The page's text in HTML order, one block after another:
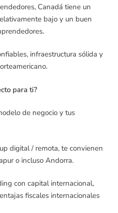
Canadá tiene un
bajo y un buen
infraestructura sólida y
para ti?
de negocio y tus
digital / remota, te convienen
o incluso Andorra.
con capital internacional,
fiscales internacionales